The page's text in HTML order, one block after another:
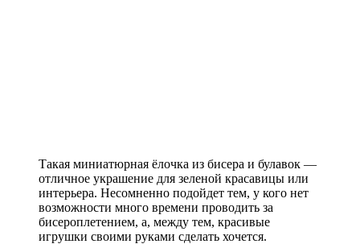
Такая миниатюрная ёлочка из бисера и булавок —
отличное украшение для зеленой красавицы или
интерьера. Несомненно подойдет тем, у кого нет
возможности много времени проводить за
бисероплетением, а, между тем, красивые
игрушки своими руками сделать хочется.